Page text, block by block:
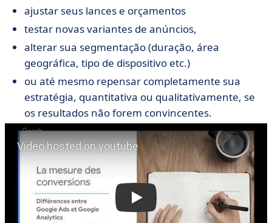
ajustar seus lances e orçamentos
testar novas variantes de anúncios,
alterar sua segmentação (duração, área
geográfica, tipo de dispositivo etc.)
ou até mesmo repensar completamente sua
estratégia, quantitativa ou qualitativamente, se
os resultados não forem convincentes.